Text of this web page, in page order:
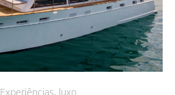
Experiências, luxo